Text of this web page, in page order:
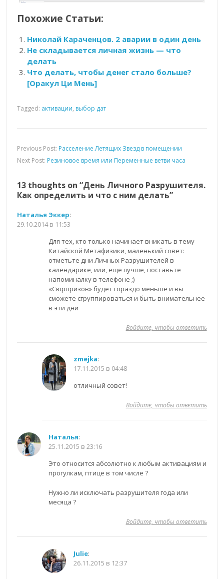
Похожие Статьи:
Николай Караченцов. 2 аварии в один день
Не складывается личная жизнь — что
делать
Что делать, чтобы денег стало больше?
[Оракул Ци Мень]
Tagged: активации, выбор дат
Previous Post: Расселение Летящих Звезд в помещении
Next Post: Резиновое время или Переменные ветви часа
13 thoughts on “День Личного Разрушителя.
Как определить и что с ним делать”
Наталья Эккер:
29.10.2014 в 11:53
Для тех, кто только начинает вникать в тему
Китайской Метафизики, маленький совет:
отметьте дни Личных Разрушителей в
календарике, или, еще лучше, поставьте
напоминалку в телефоне ;)
«Сюрпризов» будет гораздо меньше и вы
сможете сгруппироваться и быть внимательнее
в эти дни
Войдите, чтобы ответить
zmejka:
17.11.2015 в 04:48
отличный совет!
Войдите, чтобы ответить
Наталья:
25.11.2015 в 23:16
Это относится абсолютно к любым активациям и
прогулкам, птице в том числе ?
Нужно ли исключать разрушителя года или
месяца ?
Войдите, чтобы ответить
Julie:
26.11.2015 в 12:37